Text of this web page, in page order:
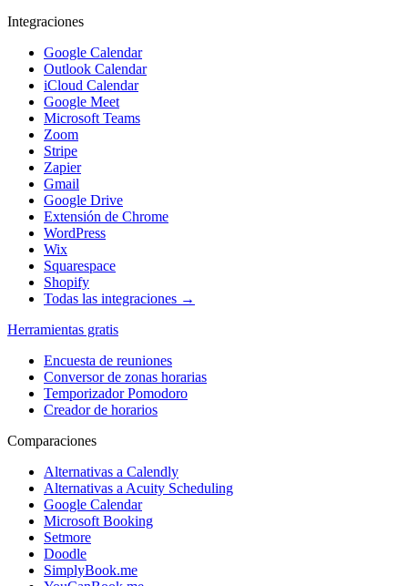
Integraciones
Google Calendar
Outlook Calendar
iCloud Calendar
Google Meet
Microsoft Teams
Zoom
Stripe
Zapier
Gmail
Google Drive
Extensión de Chrome
WordPress
Wix
Squarespace
Shopify
Todas las integraciones →
Herramientas gratis
Encuesta de reuniones
Conversor de zonas horarias
Temporizador Pomodoro
Creador de horarios
Comparaciones
Alternativas a Calendly
Alternativas a Acuity Scheduling
Google Calendar
Microsoft Booking
Setmore
Doodle
SimplyBook.me